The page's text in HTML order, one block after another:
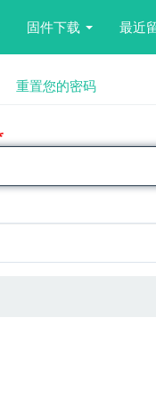
固件下载 最近
重置您的密码